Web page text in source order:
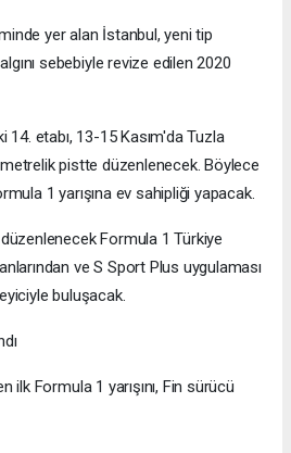
yer alan İstanbul, yeni tip
sebebiyle revize edilen 2020
14. etabı, 13-15 Kasım'da Tuzla
pistte düzenlenecek. Böylece
1 yarışına ev sahipliği yapacak.
Formula 1 Türkiye
ve S Sport Plus uygulaması
buluşacak.
ilk Formula 1 yarışını, Fin sürücü